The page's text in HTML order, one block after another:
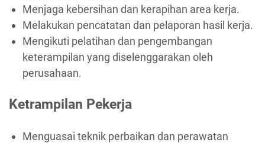
Menjaga kebersihan dan kerapihan area kerja.
Melakukan pencatatan dan pelaporan hasil kerja.
Mengikuti pelatihan dan pengembangan
keterampilan yang diselenggarakan oleh
perusahaan.
Ketrampilan Pekerja
Menguasai teknik perbaikan dan perawatan